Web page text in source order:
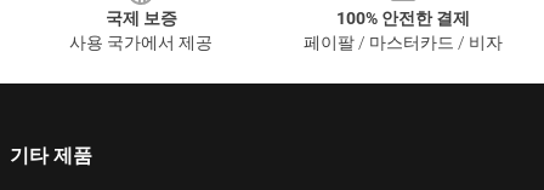
국제 보증
사용 국가에서 제공
100% 안전한 결제
페이팔 / 마스터카드 / 비자
기타 제품